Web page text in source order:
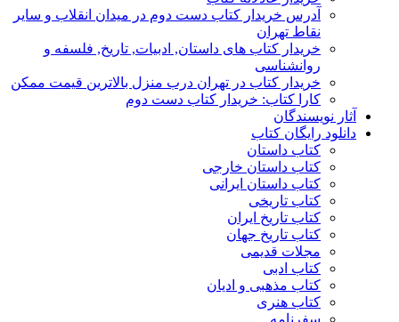
آدرس خریدار کتاب دست دوم در میدان انقلاب و سایر
نقاط تهران
خریدار کتاب های داستان, ادبیات, تاریخ, فلسفه و
روانشناسی
خریدار کتاب در تهران درب منزل بالاترین قیمت ممکن
کارا کتاب: خریدار کتاب دست دوم
آثار نویسندگان
دانلود رایگان کتاب
کتاب داستان
کتاب داستان خارجی
کتاب داستان ایرانی
کتاب تاریخی
کتاب تاریخ ایران
کتاب تاریخ جهان
مجلات قدیمی
کتاب ادبی
کتاب مذهبی و ادیان
کتاب هنری